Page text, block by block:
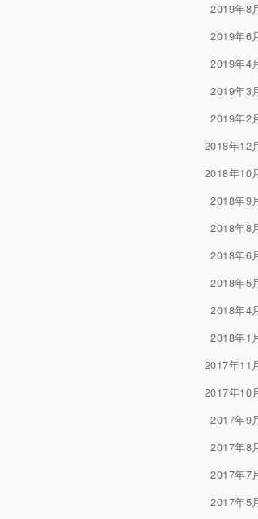
2019年8
2019年6
2019年4
2019年3
2019年2
2018年12
2018年10
2018年9
2018年8
2018年6
2018年5
2018年4
2018年1
2017年11
2017年10
2017年9
2017年8
2017年7
2017年5